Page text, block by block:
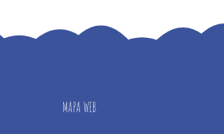
MAPA WEB